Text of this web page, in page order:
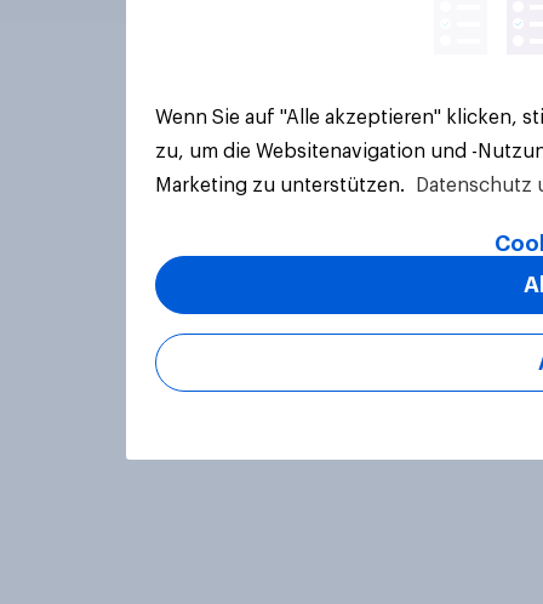
Wenn Sie auf "Alle akzeptieren" klicken,
zu, um die Websitenavigation und -
Marketing zu unterstützen.
Datenschutz